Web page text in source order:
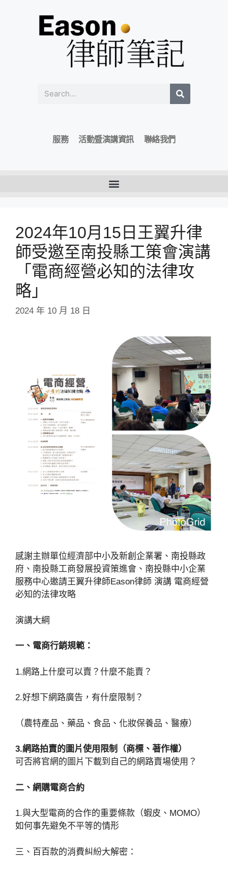
服務 活動暨演講資訊 聯絡我們
2024年10月15日王翼升律
師受邀至南投縣工策會演講
「電商經營必知的法律攻
略」
2024 年 10 月 18 日
感謝主辦單位經濟部中小及新創企業署、南投縣政
府、南投縣工商發展投資策進會、南投縣中小企業
服務中心邀請王翼升律師Eason律師 演講 電商經營
必知的法律攻略
演講大綱
一、電商行銷規範：
1.網路上什麼可以賣？什麼不能賣？
2.好想下網路廣告，有什麼限制？
（農特產品、藥品、食品、化妝保養品、醫療）
3.網路拍賣的圖片使用限制（商標、著作權）
可否將官網的圖片下載到自己的網路賣場使用？
二、網購電商合約
1.與大型電商的合作的重要條款（蝦皮、MOMO）
如何事先避免不平等的情形
三、百百款的消費糾紛大解密：